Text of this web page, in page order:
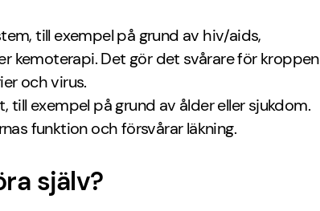
till exempel på grund av hiv/aids,
kemoterapi. Det gör det svårare för kroppen
och virus.
till exempel på grund av ålder eller sjukdom.
funktion och försvårar läkning.
själv?